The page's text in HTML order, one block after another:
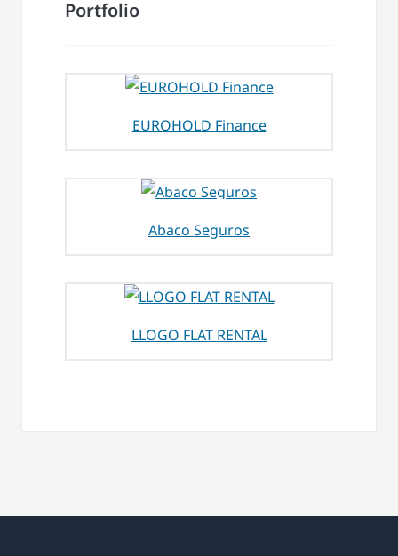
Portfolio
EUROHOLD Finance
Abaco Seguros
LLOGO FLAT RENTAL